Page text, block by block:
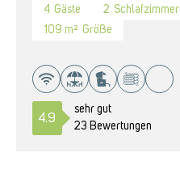
4 Gäste 2 Schlafzimmer
109 m² Größe
4.9
sehr gut
23 Bewertungen